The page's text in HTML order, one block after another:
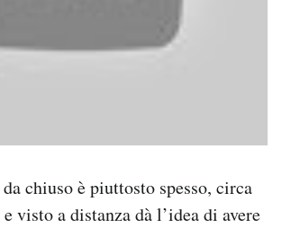
chiuso è piuttosto spesso, circa
visto a distanza dà l’idea di avere